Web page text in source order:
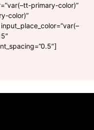
primary-color)”
color)”